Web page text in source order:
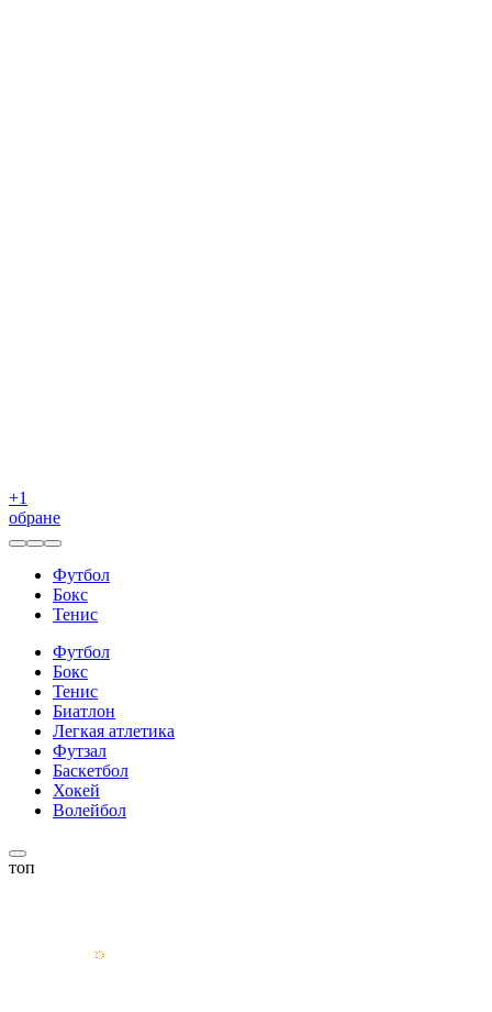
+1
обране
Футбол
Бокс
Тенис
Футбол
Бокс
Тенис
Биатлон
Легкая атлетика
Футзал
Баскетбол
Хокей
Волейбол
топ